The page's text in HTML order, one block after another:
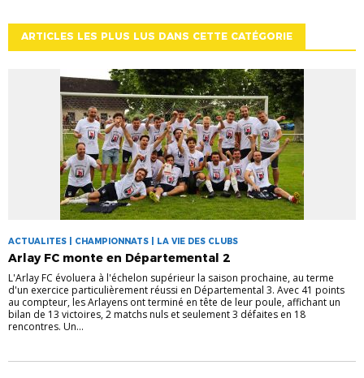
ARTICLES LES PLUS LUS DANS CETTE CATÉGORIE
ACTUALITES | CHAMPIONNATS | LA VIE DES CLUBS
Arlay FC monte en Départemental 2
L'Arlay FC évoluera à l'échelon supérieur la saison prochaine, au terme
d'un exercice particulièrement réussi en Départemental 3. Avec 41 points
au compteur, les Arlayens ont terminé en tête de leur poule, affichant un
bilan de 13 victoires, 2 matchs nuls et seulement 3 défaites en 18
rencontres. Un...